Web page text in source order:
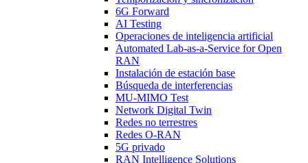
6G Forward
AI Testing
Operaciones de inteligencia artificial
Automated Lab-as-a-Service for Open
RAN
Instalación de estación base
Búsqueda de interferencias
MU-MIMO Test
Network Digital Twin
Redes no terrestres
Redes O-RAN
5G privado
RAN Intelligence Solutions